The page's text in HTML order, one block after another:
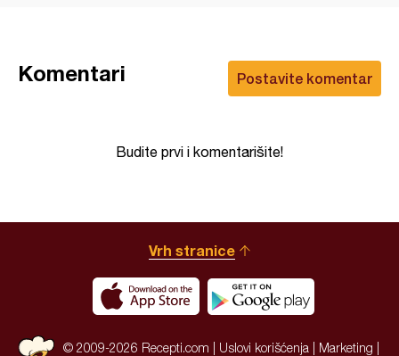
Postavite komentar
Komentari
Budite prvi i komentarišite!
Vrh stranice
© 2009-2026 Recepti.com | Uslovi korišćenja Marketing